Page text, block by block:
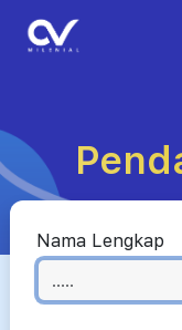
Nama Lengkap